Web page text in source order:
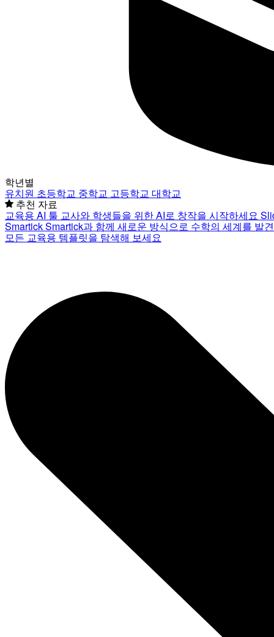
학년별
유치원 초등학교 중학교 고등학교 대학교
추천 자료
교육용 AI 툴 교사와 학생들을 위한 AI로 창작을 시작하세요
SmartickSmartick과 함께 새로운 방식으로 수학의 세계를 발
모든 교육용 템플릿을 탐색해 보세요